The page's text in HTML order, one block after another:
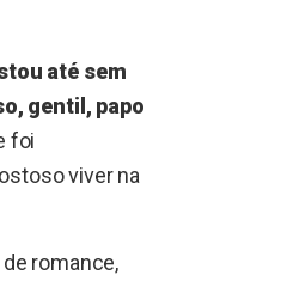
até sem
gentil, papo
foi
viver na
romance,